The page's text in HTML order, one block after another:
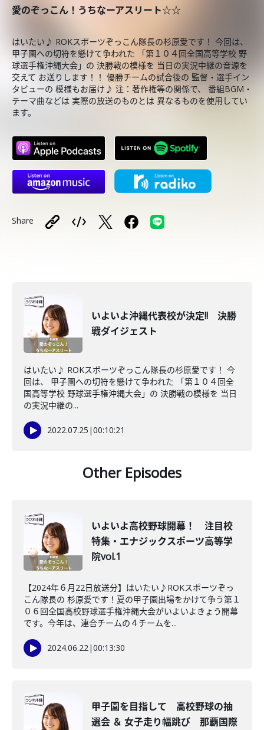
愛のぞっこん！うちなーアスリート☆☆
はいたい♪ ROKスポーツぞっこん隊長の杉原愛です！ 今回は、
甲子園への切符を懸けて争われた 「第１０４回全国高等学校 野
球選手権沖縄大会」の 決勝戦の模様を 当日の実況中継の音源を
交えて お送りします！！ 優勝チームの試合後の 監督・選手イン
タビューの 模様もお届け♪ 注：著作権等の関係で、 番組BGM・
テーマ曲などは 実際の放送のものとは 異なるものを使用してい
ます。
Share
いよいよ沖縄代表校が決定!! 決勝
戦ダイジェスト
はいたい♪ ROKスポーツぞっこん隊長の杉原愛です！ 今
回は、 甲子園への切符を懸けて争われた 「第１０４回全
国高等学校 野球選手権沖縄大会」の 決勝戦の模様を 当日
の実況中継の...
2022.07.25 |00:10:21
Other Episodes
いよいよ高校野球開幕！ 注目校
特集・エナジックスポーツ高等学
院vol.1
【2024年６月22日放送分】はいたい♪ROKスポーツぞっ
こん隊長の 杉原愛です！夏の甲子園出場をかけて争う第１
０６回全国高校野球選手権沖縄大会がいよいよきょう開幕
です。今年は、連合チームの４チームを...
2024.06.22|00:13:30
甲子園を目指して 高校野球の抽
選会 ＆ 女子走り幅跳び 那覇国際